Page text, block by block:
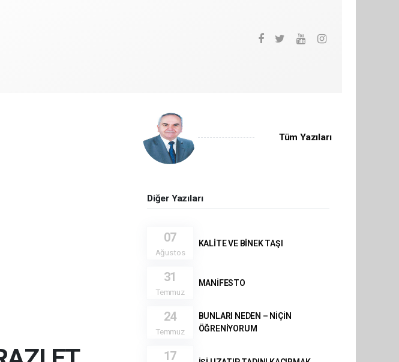
Tüm Yazıları
Diğer Yazıları
07
Ağustos
KALİTE VE BİNEK TAŞI
31
Temmuz
MANİFESTO
24
Temmuz
BUNLARI NEDEN – NİÇİN
ÖĞRENİYORUM
17